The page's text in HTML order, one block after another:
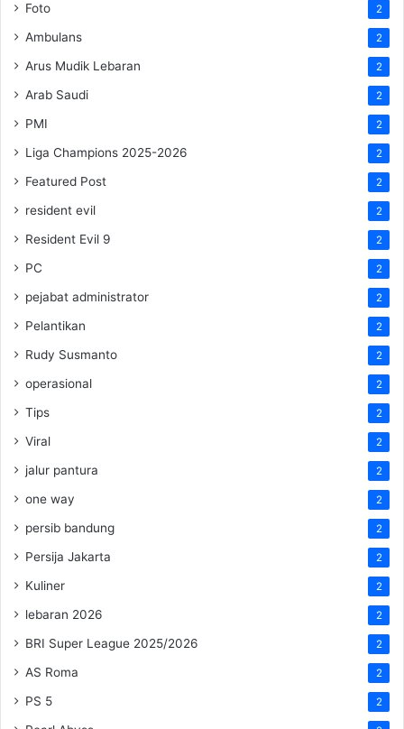
Foto 2
Ambulans 2
Arus Mudik Lebaran 2
Arab Saudi 2
PMI 2
Liga Champions 2025-2026 2
Featured Post 2
resident evil 2
Resident Evil 9 2
PC 2
pejabat administrator 2
Pelantikan 2
Rudy Susmanto 2
operasional 2
Tips 2
Viral 2
jalur pantura 2
one way 2
persib bandung 2
Persija Jakarta 2
Kuliner 2
lebaran 2026 2
BRI Super League 2025/2026 2
AS Roma 2
PS 5 2